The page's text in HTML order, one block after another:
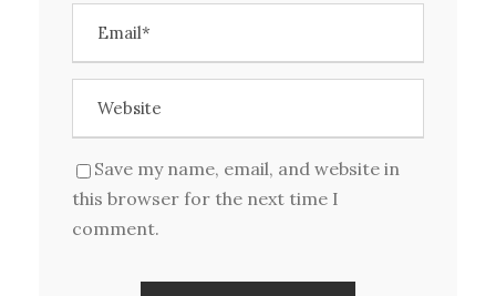
Save my name, email, and website in
this browser for the next time I
comment.